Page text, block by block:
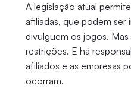
A legislação atual
afiliadas, que podem
divulguem os jogos. Mas
restrições. E há
afiliados e as empresas
ocorram.